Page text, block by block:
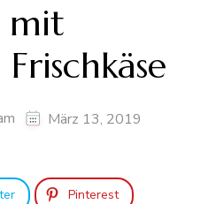
mit
März 13, 2019
Pinterest